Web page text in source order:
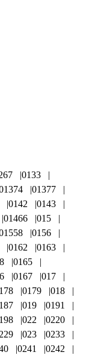
0133
01377
0142
0143
01466
015
0156
0162
0163
0165
0167
017
0179
018
019
0191
022
0220
023
0233
0241 0242